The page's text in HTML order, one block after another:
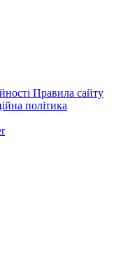
Правила сайту
політика